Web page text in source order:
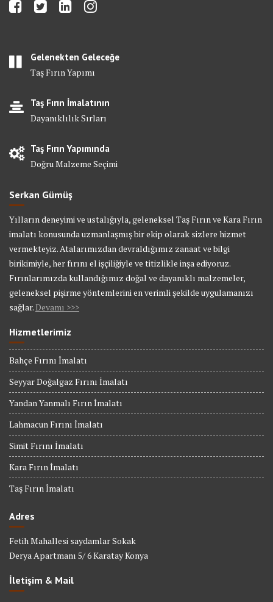
Gelenekten Geleceğe
Taş Fırın Yapımı
Taş Fırın İmalatının
Dayanıklılık Sırları
Taş Fırın Yapımında
Doğru Malzeme Seçimi
Serkan Gümüş
Yılların deneyimi ve ustalığıyla, geleneksel Taş Fırın ve Kara Fırın
imalatı konusunda uzmanlaşmış bir ekip olarak sizlere hizmet
vermekteyiz. Atalarımızdan devraldığımız zanaat ve bilgi
birikimiyle, her fırını el işçiliğiyle ve titizlikle inşa ediyoruz.
Fırınlarımızda kullandığımız doğal ve dayanıklı malzemeler,
geleneksel pişirme yöntemlerini en verimli şekilde uygulamanızı
sağlar. Devamı >>>
Hizmetlerimiz
Bahçe Fırını İmalatı
Seyyar Doğalgaz Fırını İmalatı
Yandan Yanmalı Fırın İmalatı
Lahmacun Fırını İmalatı
Simit Fırını İmalatı
Kara Fırın İmalatı
Taş Fırın İmalatı
Adres
Fetih Mahallesi saydamlar Sokak
Derya Apartmanı 5/ 6 Karatay Konya
İletişim & Mail